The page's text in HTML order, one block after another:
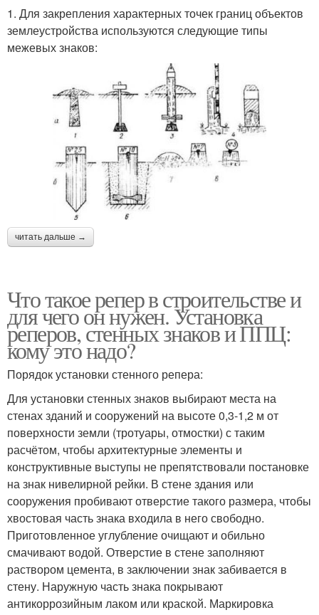
1. Для закрепления характерных точек границ объектов
землеустройства используются следующие типы
межевых знаков:
читать дальше →
Что такое репер в строительстве и
для чего он нужен. Установка
реперов, стенных знаков и ППЦ:
кому это надо?
Порядок установки стенного репера:
Для установки стенных знаков выбирают места на
стенах зданий и сооружений на высоте 0,3-1,2 м от
поверхности земли (тротуары, отмостки) с таким
расчётом, чтобы архитектурные элементы и
конструктивные выступы не препятствовали постановке
на знак нивелирной рейки. В стене здания или
сооружения пробивают отверстие такого размера, чтобы
хвостовая часть знака входила в него свободно.
Приготовленное углубление очищают и обильно
смачивают водой. Отверстие в стене заполняют
раствором цемента, в заключении знак забивается в
стену. Наружную часть знака покрывают
антикоррозийным лаком или краской. Маркировка